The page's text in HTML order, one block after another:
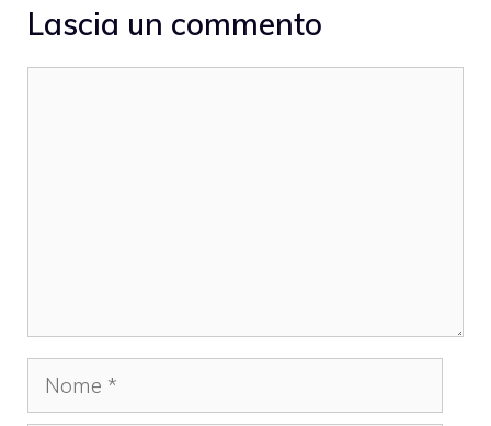
Lascia un commento
Nome